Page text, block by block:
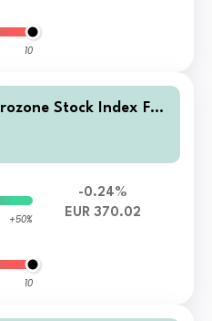
10
Stock Index Fun
Accumulation
+50%
10
-0.24%
EUR 370.02